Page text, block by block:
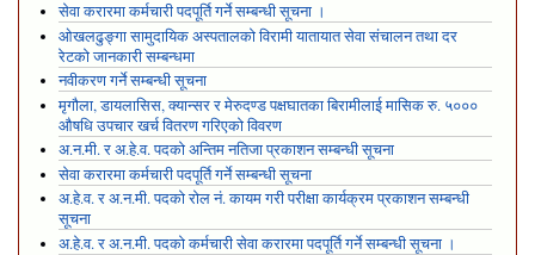
सेवा करारमा कर्मचारी पदपूर्ति गर्ने सम्बन्धी सूचना ।
ओखलढुङ्गा सामुदायिक अस्पतालको विरामी यातायात सेवा संचालन तथा दर
रेटको जानकारी सम्बन्धमा
नवीकरण गर्ने सम्बन्धी सूचना
मृगौला, डायलासिस, क्यान्सर र मेरुदण्ड पक्षघातका बिरामीलाई मासिक रु. ५०००
औषधि उपचार खर्च वितरण गरिएको विवरण
अ.न.मी. र अ.हे.व. पदको अन्तिम नतिजा प्रकाशन सम्बन्धी सूचना
सेवा करारमा कर्मचारी पदपूर्ति गर्ने सम्बन्धी सूचना
अ.हे.व. र अ.न.मी. पदको रोल नं. कायम गरी परीक्षा कार्यक्रम प्रकाशन सम्बन्धी
सूचना
अ.हे.व. र अ.न.मी. पदको कर्मचारी सेवा करारमा पदपूर्ति गर्ने सम्बन्धी सूचना ।